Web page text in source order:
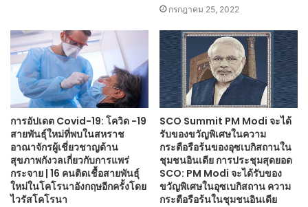
กรกฎาคม 25, 2022
การอัปเดต Covid-19: โควิด -19
สายพันธุ์ใหม่ที่พบในสหราช
อาณาจักรผู้เชี่ยวชาญด้าน
สุขภาพกังวลเกี่ยวกับการแพร่
กระจาย | 16 คนติดเชื้อสายพันธุ์
ใหม่ในโคโรนาอังกฤษอีกครั้งโดย
ไวรัสโคโรนา
SCO Summit PM Modi จะได้
รับของขวัญพิเศษในความ
กระตือรือร้นของอุซเบกิสถานใน
ชุมชนอินเดีย การประชุมสุดยอด
SCO: PM Modi จะได้รับของ
ขวัญพิเศษในอุซเบกิสถาน ความ
กระตือรือร้นในชุมชนอินเดีย